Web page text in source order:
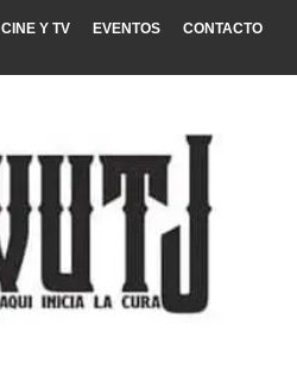
CINE Y TV EVENTOS CONTACTO